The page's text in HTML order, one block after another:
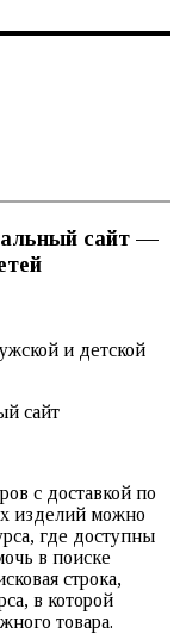
сайт —
и детской
с доставкой по
изделий можно
где доступны
в поиске
строка,
в которой
товара.